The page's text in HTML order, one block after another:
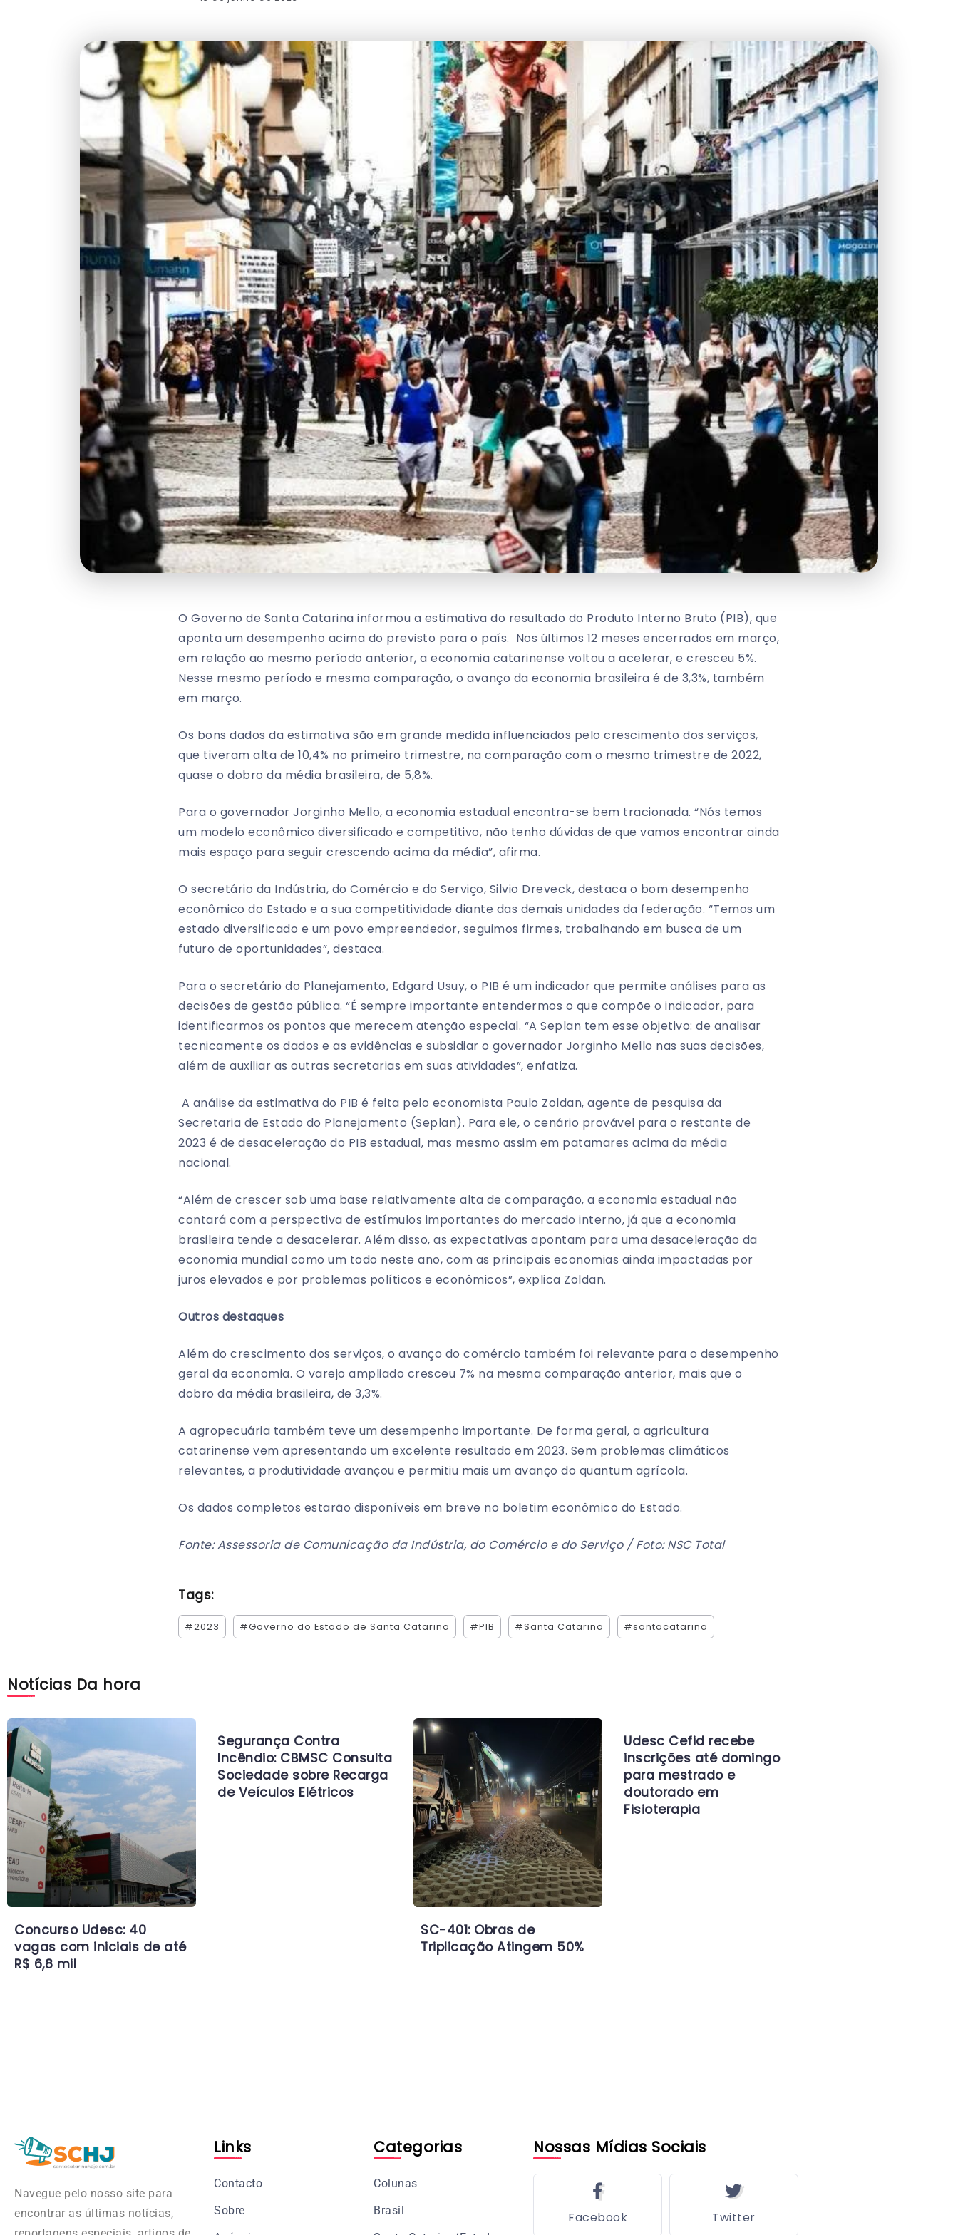
O Governo de Santa Catarina informou a estimativa do resultado do Produto Interno Bruto (PIB), que
aponta um desempenho acima do previsto para o país. Nos últimos 12 meses encerrados em março,
em relação ao mesmo período anterior, a economia catarinense voltou a acelerar, e cresceu 5%.
Nesse mesmo período e mesma comparação, o avanço da economia brasileira é de 3,3%, também
em março.
Os bons dados da estimativa são em grande medida influenciados pelo crescimento dos serviços,
que tiveram alta de 10,4% no primeiro trimestre, na comparação com o mesmo trimestre de 2022,
quase o dobro da média brasileira, de 5,8%.
Para o governador Jorginho Mello, a economia estadual encontra-se bem tracionada. “Nós temos
um modelo econômico diversificado e competitivo, não tenho dúvidas de que vamos encontrar ainda
mais espaço para seguir crescendo acima da média”, afirma.
O secretário da Indústria, do Comércio e do Serviço, Silvio Dreveck, destaca o bom desempenho
econômico do Estado e a sua competitividade diante das demais unidades da federação. “Temos um
estado diversificado e um povo empreendedor, seguimos firmes, trabalhando em busca de um
futuro de oportunidades”, destaca.
Para o secretário do Planejamento, Edgard Usuy, o PIB é um indicador que permite análises para as
decisões de gestão pública. “É sempre importante entendermos o que compõe o indicador, para
identificarmos os pontos que merecem atenção especial. “A Seplan tem esse objetivo: de analisar
tecnicamente os dados e as evidências e subsidiar o governador Jorginho Mello nas suas decisões,
além de auxiliar as outras secretarias em suas atividades”, enfatiza.
A análise da estimativa do PIB é feita pelo economista Paulo Zoldan, agente de pesquisa da
Secretaria de Estado do Planejamento (Seplan). Para ele, o cenário provável para o restante de
2023 é de desaceleração do PIB estadual, mas mesmo assim em patamares acima da média
nacional.
“Além de crescer sob uma base relativamente alta de comparação, a economia estadual não
contará com a perspectiva de estímulos importantes do mercado interno, já que a economia
brasileira tende a desacelerar. Além disso, as expectativas apontam para uma desaceleração da
economia mundial como um todo neste ano, com as principais economias ainda impactadas por
juros elevados e por problemas políticos e econômicos”, explica Zoldan.
Outros destaques
Além do crescimento dos serviços, o avanço do comércio também foi relevante para o desempenho
geral da economia. O varejo ampliado cresceu 7% na mesma comparação anterior, mais que o
dobro da média brasileira, de 3,3%.
A agropecuária também teve um desempenho importante. De forma geral, a agricultura
catarinense vem apresentando um excelente resultado em 2023. Sem problemas climáticos
relevantes, a produtividade avançou e permitiu mais um avanço do quantum agrícola.
Os dados completos estarão disponíveis em breve no boletim econômico do Estado.
Fonte: Assessoria de Comunicação da Indústria, do Comércio e do Serviço / Foto: NSC Total
Tags:
#2023 #Governo do Estado de Santa Catarina #PIB #Santa Catarina #santacatarina
Notícias Da hora
Concurso Udesc: 40
vagas com iniciais de até
R$ 6,8 mil
Segurança Contra
Incêndio: CBMSC Consulta
Sociedade sobre Recarga
de Veículos Elétricos
SC-401: Obras de
Triplicação Atingem 50%
Udesc Cefid recebe
inscrições até domingo
para mestrado e
doutorado em
Fisioterapia
Navegue pelo nosso site para
encontrar as últimas notícias,
Links
Contacto
Sobre
Categorias
Colunas
Brasil
Nossas Mídias Sociais
Facebook Twitter